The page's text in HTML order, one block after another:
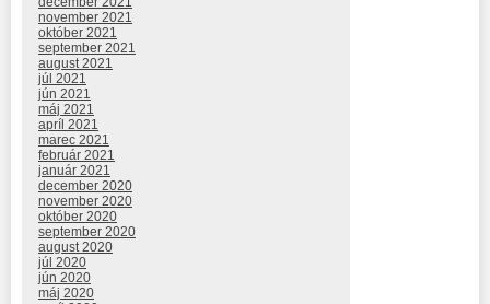
november 2021
október 2021
september 2021
august 2021
júl 2021
jún 2021
máj 2021
apríl 2021
marec 2021
február 2021
január 2021
december 2020
november 2020
október 2020
september 2020
august 2020
júl 2020
jún 2020
máj 2020